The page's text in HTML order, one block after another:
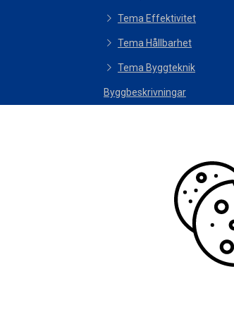
Tema Effektivitet
Tema Hållbarhet
Tema Byggteknik
Byggbeskrivningar